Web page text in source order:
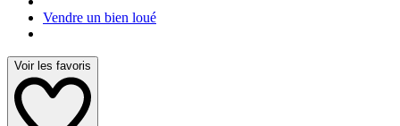
Vendre un bien loué
Voir les favoris